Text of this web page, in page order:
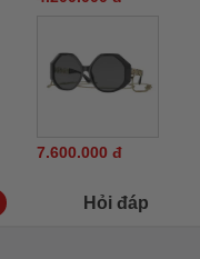
7.600.000 đ
Hỏi đáp